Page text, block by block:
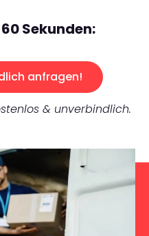
Sekunden:
anfragen!
& unverbindlich.